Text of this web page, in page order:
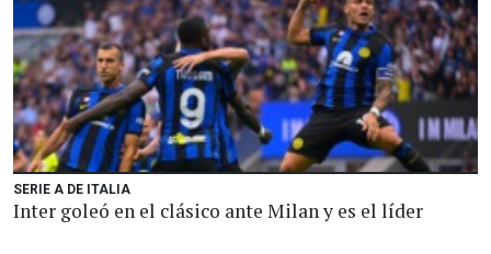
SERIE A DE ITALIA
Inter goleó en el clásico ante Milan y es el líder